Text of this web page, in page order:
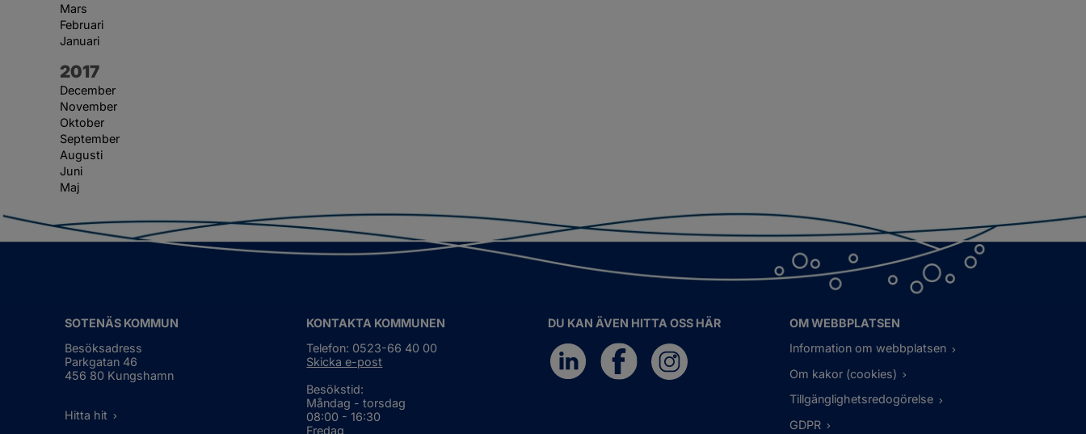
Mars
Februari
Januari
År:
2017
December
November
Oktober
September
Augusti
Juni
Maj
SOTENÄS KOMMUN
Besöksadress
Parkgatan 46
456 80 Kungshamn
Hitta hit
KONTAKTA KOMMUNEN
Telefon: 0523-66 40 00
Skicka e-post
Besökstid:
Måndag - torsdag
08:00 - 16:30
Fredag
DU KAN ÄVEN HITTA OSS HÄR
OM WEBBPLATSEN
Information om webbplatsen
Om kakor (cookies)
Tillgänglighetsredogörelse
GDPR